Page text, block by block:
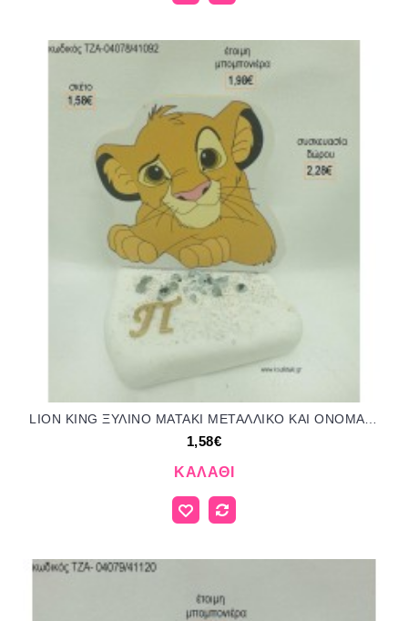
LION KING ΞΥΛΙΝΟ ΜΑΤΑΚΙ ΜΕΤΑΛΛΙΚΟ ΚΑΙ ΟΝΟΜΑ PLEXIGLASS ΣΕ ΒΟΤΣΑΛΟ για μπομπονιέρες - δώρα πάρτυ - εορτών - γέννησης - γούρια - φτιάξτο μόνος σου ΤΖΑ-04075/41130 2.05€!!!
1,58€
ΚΑΛΆΘΙ